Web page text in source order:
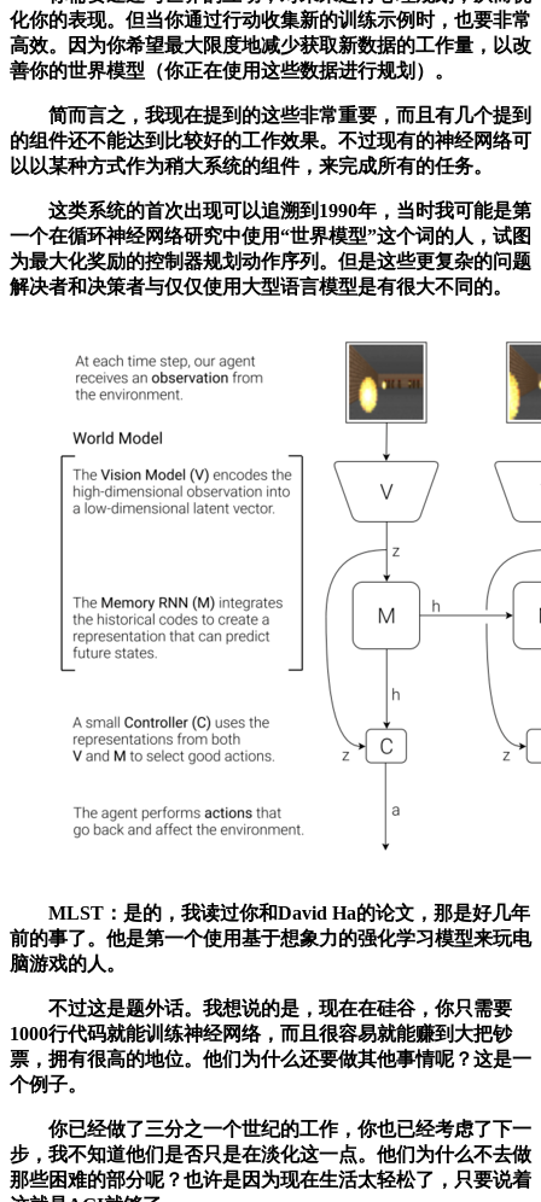
化你的表现。但当你通过行动收集新的训练示例时，也要非常
高效。因为你希望最大限度地减少获取新数据的工作量，以改
善你的世界模型（你正在使用这些数据进行规划）。
简而言之，我现在提到的这些非常重要，而且有几个提到
的组件还不能达到比较好的工作效果。不过现有的神经网络可
以以某种方式作为稍大系统的组件，来完成所有的任务。
这类系统的首次出现可以追溯到1990年，当时我可能是第
一个在循环神经网络研究中使用“世界模型”这个词的人，试图
为最大化奖励的控制器规划动作序列。但是这些更复杂的问题
解决者和决策者与仅仅使用大型语言模型是有很大不同的。
MLST：是的，我读过你和David Ha的论文，那是好几年
前的事了。他是第一个使用基于想象力的强化学习模型来玩电
脑游戏的人。
不过这是题外话。我想说的是，现在在硅谷，你只需要
1000行代码就能训练神经网络，而且很容易就能赚到大把钞
票，拥有很高的地位。他们为什么还要做其他事情呢？这是一
个例子。
你已经做了三分之一个世纪的工作，你也已经考虑了下一
步，我不知道他们是否只是在淡化这一点。他们为什么不去做
那些困难的部分呢？也许是因为现在生活太轻松了，只要说着